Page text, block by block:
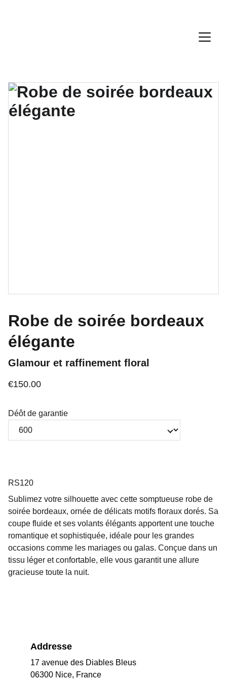
Robe de soirée bordeaux
élégante
Glamour et raffinement floral
€150.00
Déôt de garantie
RS120
Sublimez votre silhouette avec cette somptueuse robe de
soirée bordeaux, ornée de délicats motifs floraux dorés. Sa
coupe fluide et ses volants élégants apportent une touche
romantique et sophistiquée, idéale pour les grandes
occasions comme les mariages ou galas. Conçue dans un
tissu léger et confortable, elle vous garantit une allure
gracieuse toute la nuit.
Addresse
17 avenue des Diables Bleus
06300 Nice, France